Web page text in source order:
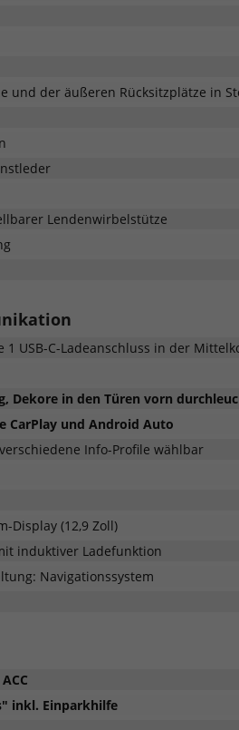
und der äußeren Rücksitzplätze in
Lendenwirbelstütze
1 USB-C-Ladeanschluss in der
Dekore in den Türen vorn
CarPlay und Android Auto
Info-Profile wählbar
Display (12,9 Zoll)
induktiver Ladefunktion
Navigationssystem
inkl. Einparkhilfe